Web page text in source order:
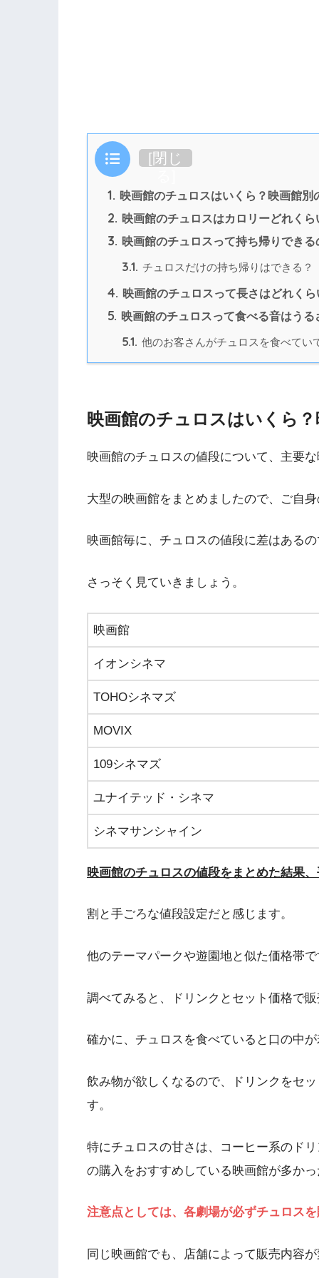
目次 [閉じ
1. 映画館のチュロスはいくら？映画館別
2. 映画館のチュロスはカロリーどれくら
3. 映画館のチュロスって持ち帰りできる
3.1. チュロスだけの持ち帰りはできる？
4. 映画館のチュロスって長さはどれくら
5. 映画館のチュロスって食べる音はうる
5.1. 他のお客さんがチュロスを食べてい
映画館のチュロスはいくら
映画館のチュロスの値段について、主要
大型の映画館をまとめましたので、ご自
映画館毎に、チュロスの値段に差はある
さっそく見ていきましょう。
映画館
イオンシネマ
TOHOシネマズ
MOVIX
109シネマズ
ユナイテッド・シネマ
シネマサンシャイン
映画館のチュロスの値段をまとめた結果
割と手ごろな値段設定だと感じます。
他のテーマパークや遊園地と似た価格帯
調べてみると、ドリンクとセット価格で
確かに、チュロスを食べていると口の中
飲み物が欲しくなるので、ドリンクをセ
す。
特にチュロスの甘さは、コーヒー系のド
の購入をおすすめしている映画館が多か
注意点としては、各劇場が必ずチュロス
同じ映画館でも、店舗によって販売内容